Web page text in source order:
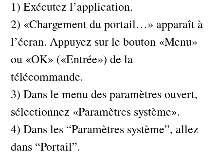
1) Exécutez l’application.
2) «Chargement du portail…» apparaît à
l’écran. Appuyez sur le bouton «Menu»
ou «OK» («Entrée») de la
télécommande.
3) Dans le menu des paramètres ouvert,
sélectionnez «Paramètres système».
4) Dans les “Paramètres système”, allez
dans “Portail”.